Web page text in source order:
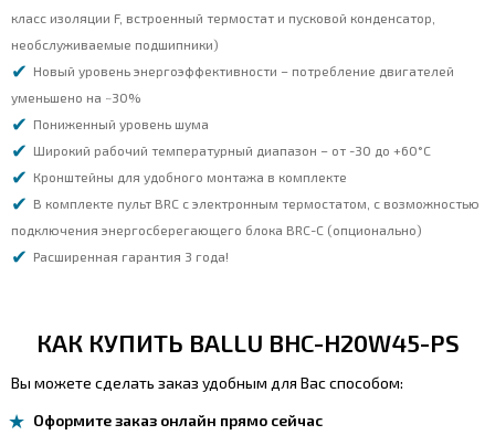
класс изоляции F, встроенный термостат и пусковой конденсатор,
необслуживаемые подшипники)
Новый уровень энергоэффективности – потребление двигателей
уменьшено на ~30%
Пониженный уровень шума
Широкий рабочий температурный диапазон – от -30 до +60°С
Кронштейны для удобного монтажа в комплекте
В комплекте пульт BRC с электронным термостатом, с возможностью
подключения энергосберегающего блока BRC-C (опционально)
Расширенная гарантия 3 года!
КАК КУПИТЬ BALLU BHC-H20W45-PS
Вы можете сделать заказ удобным для Вас способом:
Оформите заказ онлайн прямо сейчас